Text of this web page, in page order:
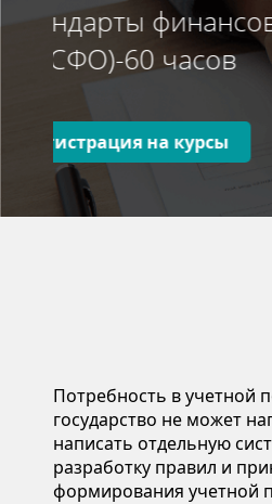
Потребность в учетной
государство не может
написать отдельную
разработку правил и
формирования учетной